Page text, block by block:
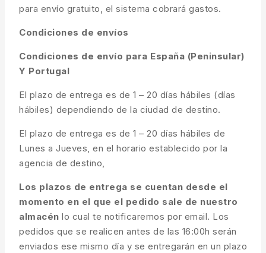
para envío gratuito, el sistema cobrará gastos.
Condiciones de envíos
Condiciones de envío para España (Peninsular)
Y Portugal
El plazo de entrega es de 1 – 20 días hábiles (días
hábiles) dependiendo de la ciudad de destino.
El plazo de entrega es de 1 – 20 días hábiles de
Lunes a Jueves, en el horario establecido por la
agencia de destino,
Los plazos de entrega se cuentan desde el
momento en el que el pedido sale de nuestro
almacén lo cual te notificaremos por email. Los
pedidos que se realicen antes de las 16:00h serán
enviados ese mismo día y se entregarán en un plazo